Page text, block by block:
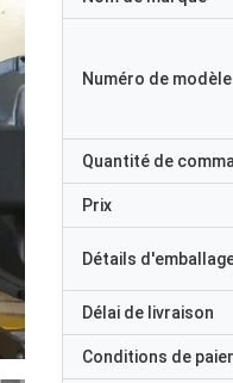
Numéro de modèle
Quantité de
Prix
Détails
Délai de livraison
Conditions de